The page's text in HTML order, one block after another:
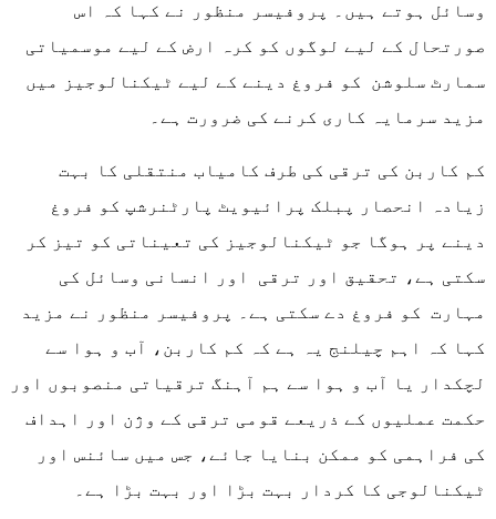
وسائل ہوتے ہیں۔ پروفیسر منظور نے کہا کہ اس
صورتحال کے لیے لوگوں کو کرہ ارض کے لیے موسمیاتی
سمارٹ سلوشن کو فروغ دینے کے لیے ٹیکنالوجیز میں
مزید سرمایہ کاری کرنے کی ضرورت ہے۔
کم کاربن کی ترقی کی طرف کامیاب منتقلی کا بہت
زیادہ انحصار پبلک پرائیویٹ پارٹنرشپ کو فروغ
دینے پر ہوگا جو ٹیکنالوجیز کی تعیناتی کو تیز کر
سکتی ہے، تحقیق اور ترقی اور انسانی وسائل کی
مہارت کو فروغ دے سکتی ہے۔ پروفیسر منظور نے مزید
کہا کہ اہم چیلنج یہ ہے کہ کم کاربن، آب و ہوا سے
لچکدار یا آب و ہوا سے ہم آہنگ ترقیاتی منصوبوں اور
حکمت عملیوں کے ذریعے قومی ترقی کے وژن اور اہداف
کی فراہمی کو ممکن بنایا جائے، جس میں سائنس اور
ٹیکنالوجی کا کردار بہت بڑا اور بہت بڑا ہے۔